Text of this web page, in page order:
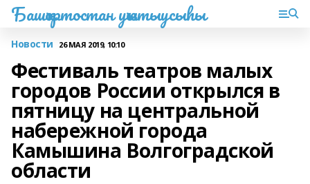
Башҡортостан уҡытыусыһы
Новости 26 МАЯ 2019, 10:10
Фестиваль театров малых
городов России открылся в
пятницу на центральной
набережной города
Камышина Волгоградской
области